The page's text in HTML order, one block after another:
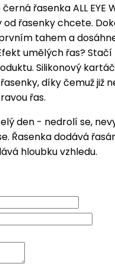
řasenka ALL EYE
od řasenky chcete.
tahem a
umělých řas?
Silikonový
díky čemuž již
řas.
den - nedrolí se,
Řasenka dodává
hloubku vzhledu.